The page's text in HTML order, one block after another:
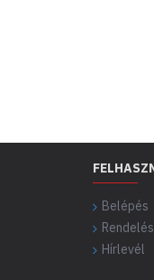
Belépés
Hírlevél